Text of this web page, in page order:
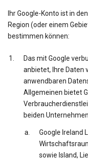
Ihr Google-Konto ist in
Region (oder einem
bestimmen können:
Das mit Google
anbietet, Ihre Daten
anwendbaren
Allgemeinen bietet
beiden
Google Ireland
sowie Island,